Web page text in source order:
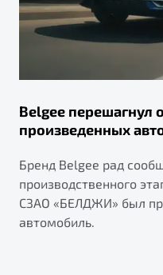
Belgee перешагнул
произведенных
Бренд Belgee рад
производственного
СЗАО «БЕЛДЖИ» был
автомобиль.